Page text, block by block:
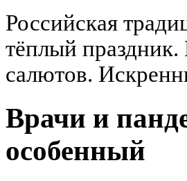
Российская
тёплый
салютов.
Врачи и
особенный